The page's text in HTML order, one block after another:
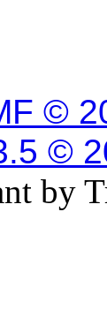
©
©
by